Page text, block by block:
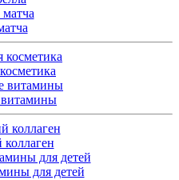
для детей